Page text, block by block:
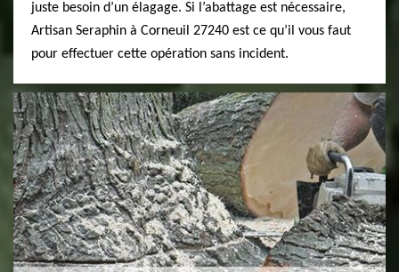
juste besoin d’un élagage. Si l’abattage est nécessaire,
Artisan Seraphin à Corneuil 27240 est ce qu’il vous faut
pour effectuer cette opération sans incident.